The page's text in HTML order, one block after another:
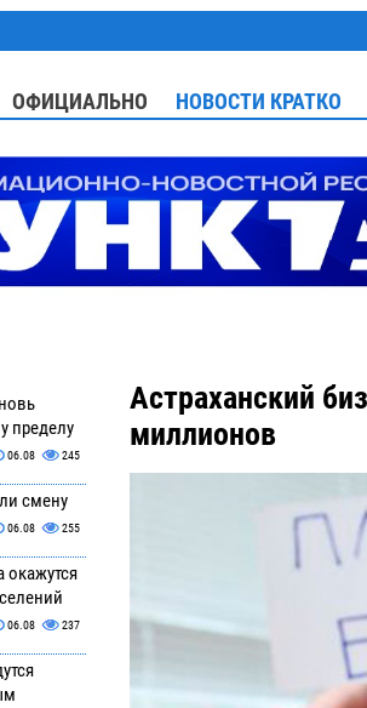
ОФИЦИАЛЬНО НОВОСТИ КРАТКО
пределу
06.08 245
смену
06.08 255
окажутся
06.08 237
Астраханский
миллионов